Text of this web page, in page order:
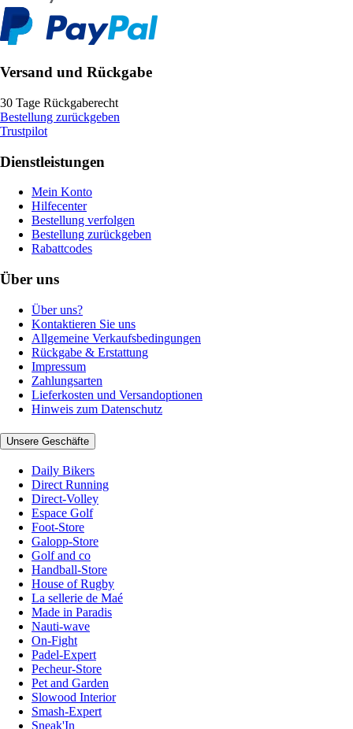
Versand und Rückgabe
30 Tage Rückgaberecht
Bestellung zurückgeben
Trustpilot
Dienstleistungen
Mein Konto
Hilfecenter
Bestellung verfolgen
Bestellung zurückgeben
Rabattcodes
Über uns
Über uns?
Kontaktieren Sie uns
Allgemeine Verkaufsbedingungen
Rückgabe & Erstattung
Impressum
Zahlungsarten
Lieferkosten und Versandoptionen
Hinweis zum Datenschutz
Unsere Geschäfte
Daily Bikers
Direct Running
Direct-Volley
Espace Golf
Foot-Store
Galopp-Store
Golf and co
Handball-Store
House of Rugby
La sellerie de Maé
Made in Paradis
Nauti-wave
On-Fight
Padel-Expert
Pecheur-Store
Pet and Garden
Slowood Interior
Smash-Expert
Sneak'In